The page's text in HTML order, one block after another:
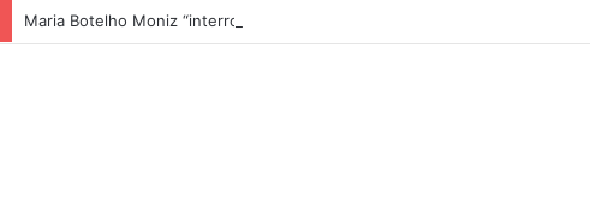
Maria Botelho Moniz “interrompe” confessionário